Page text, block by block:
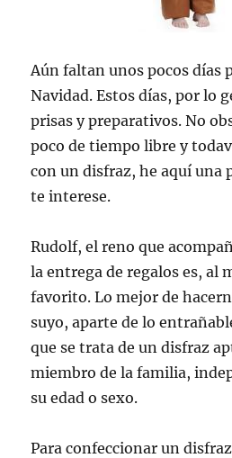
Aún faltan unos pocos días
Navidad. Estos días, por lo
prisas y preparativos. No
poco de tiempo libre y
con un disfraz, he aquí una
te interese.
Rudolf, el reno que
la entrega de regalos es, al
favorito. Lo mejor de
suyo, aparte de lo
que se trata de un disfraz
miembro de la familia,
su edad o sexo.
Para confeccionar un